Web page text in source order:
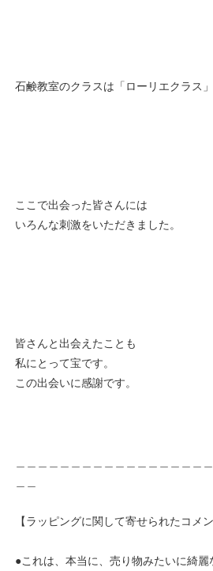
石鹸教室のクラスは「ローリエクラス」
ここで出会った皆さんには
いろんな刺激をいただきました。
皆さんと出会えたことも
私にとって宝です。
この出会いに感謝です。
【ラッピングに関して寄せられたコメン
●これは、本当に、売り物みたいに綺麗